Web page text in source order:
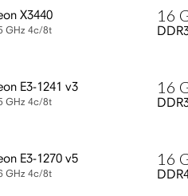
X3440
GHz 4c/8t
16
E3-1241 v3
GHz 4c/8t
16
E3-1270 v5
GHz 4c/8t
16